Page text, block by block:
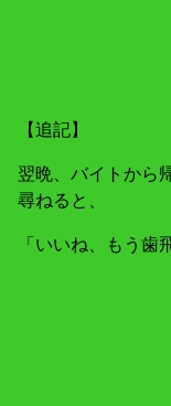
【追記】
翌晩、バイトから
尋ねると、
「いいね、もう歯